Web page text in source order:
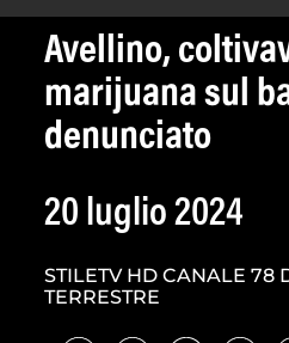
Avellino,
marijuana sul
denunciato
20 luglio 2024
STILETV HD CANALE 78
TERRESTRE